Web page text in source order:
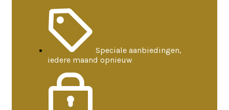
Speciale aanbiedingen,
iedere maand opnieuw